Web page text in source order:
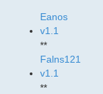
Eanos
v1.1
**
Falns121
v1.1
**